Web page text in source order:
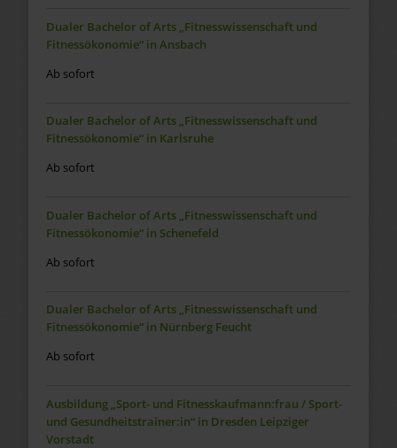
Dualer Bachelor of Arts „Fitnesswissenschaft und
Fitnessökonomie“ in Ansbach
Ab sofort
Dualer Bachelor of Arts „Fitnesswissenschaft und
Fitnessökonomie“ in Karlsruhe
Ab sofort
Dualer Bachelor of Arts „Fitnesswissenschaft und
Fitnessökonomie“ in Schenefeld
Ab sofort
Dualer Bachelor of Arts „Fitnesswissenschaft und
Fitnessökonomie“ in Nürnberg Feucht
Ab sofort
Ausbildung „Sport- und Fitnesskaufmann:frau / Sport-
und Gesundheitstrainer:in“ in Dresden Leipziger
Vorstadt